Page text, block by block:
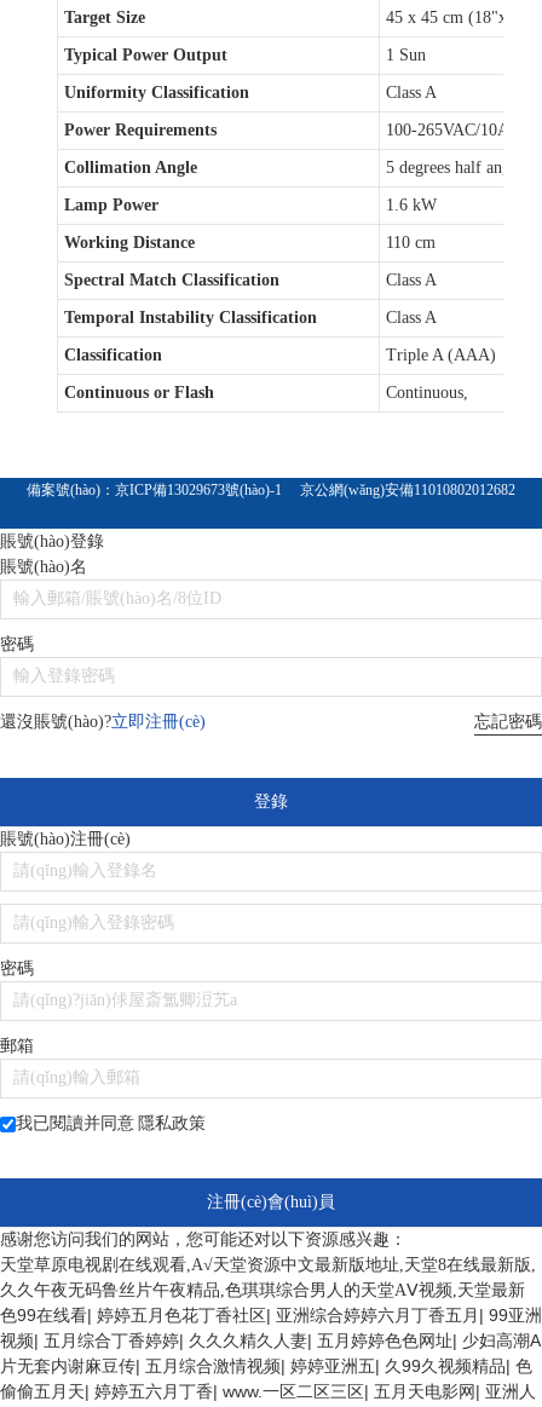
Target Size 45 x 45 cm (18"x18")
Typical Power Output 1 Sun
Uniformity Classification Class A
Power Requirements 100-265VAC/10A
Collimation Angle 5 degrees half angle
Lamp Power 1.6 kW
Working Distance 110 cm
Spectral Match Classification Class A
Temporal Instability Classification Class A
Classification Triple A (AAA)
Continuous or Flash Continuous,
備案號(hào)： 京ICP備13029673號(hào)-1 京公網(wǎng)安備11010802012682
賬號(hào)登錄
賬號(hào)名
密碼
還沒賬號(hào)?立即注冊(cè) 忘記密碼
登錄
賬號(hào)注冊(cè)
密碼
郵箱
我已閱讀并同意 隱私政策
注冊(cè)會(huì)員
感谢您访问我们的网站，您可能还对以下资源感兴趣：
天堂草原电视剧在线观看,А√天堂资源中文最新版地址,天堂8在线最新版,
久久午夜无码鲁丝片午夜精品,色琪琪综合男人的天堂AⅤ视频,天堂最新
色99在线看| 婷婷五月色花丁香社区| 亚洲综合婷婷六月丁香五月 | 99亚洲
视频| 五月综合丁香婷婷| 久久久精久人妻| 五月婷婷色色网址| 少妇高潮A
片无套内谢麻豆传| 五月综合激情视频| 婷婷亚洲五| 久99久视频精品| 色
偷偷五月天| 婷婷五六月丁香| www.一区二区三区| 五月天电影网| 亚洲人